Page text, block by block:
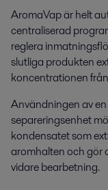
AromaVap är helt
centraliserad
reglera
slutliga produkten
koncentrationen
Användningen av
separeringsenhet
kondensatet som
aromhalten och gör
vidare bearbetning.